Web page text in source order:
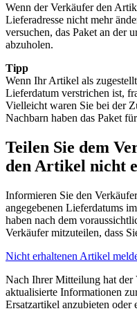
Wenn der Verkäufer den
Lieferadresse nicht mehr
versuchen, das Paket an der
abzuholen.
Tipp
Wenn Ihr Artikel als
Lieferdatum verstrichen ist,
Vielleicht waren Sie bei der
Nachbarn haben das Paket
Teilen Sie dem
den Artikel nicht
Informieren Sie den
angegebenen Lieferdatums
haben nach dem
Verkäufer mitzuteilen, dass
Nicht erhaltenen Artikel
Nach Ihrer Mitteilung hat der
aktualisierte Informationen
Ersatzartikel anzubieten oder